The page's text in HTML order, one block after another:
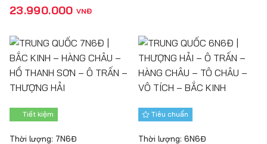
23.990.000 VNĐ
Tiết kiệm
Thời lượng: 7N6Đ
Tiêu chuẩn
Thời lượng: 6N6Đ